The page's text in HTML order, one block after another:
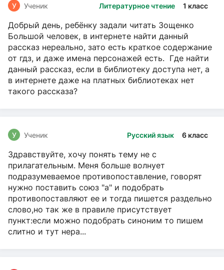
Литературное чтение 1 класс
У Ученик
Добрый день, ребёнку задали читать Зощенко
Большой человек, в интернете найти данный
рассказ нереально, зато есть краткое содержание
от гдз, и даже имена персонажей есть. Где найти
данный рассказ, если в библиотеку доступа нет, а
в интернете даже на платных библиотеках нет
такого рассказа?
Русский язык 6 класс
У Ученик
Здравствуйте, хочу понять тему не с
прилагательным. Меня больше волнует
подразумеваемое противопоставление, говорят
нужно поставить союз "а" и подобрать
противопоставляют ее и тогда пишется раздельно
слово,но так же в правиле присутствует
пункт:если можно подобрать синоним то пишем
слитно и тут нера...